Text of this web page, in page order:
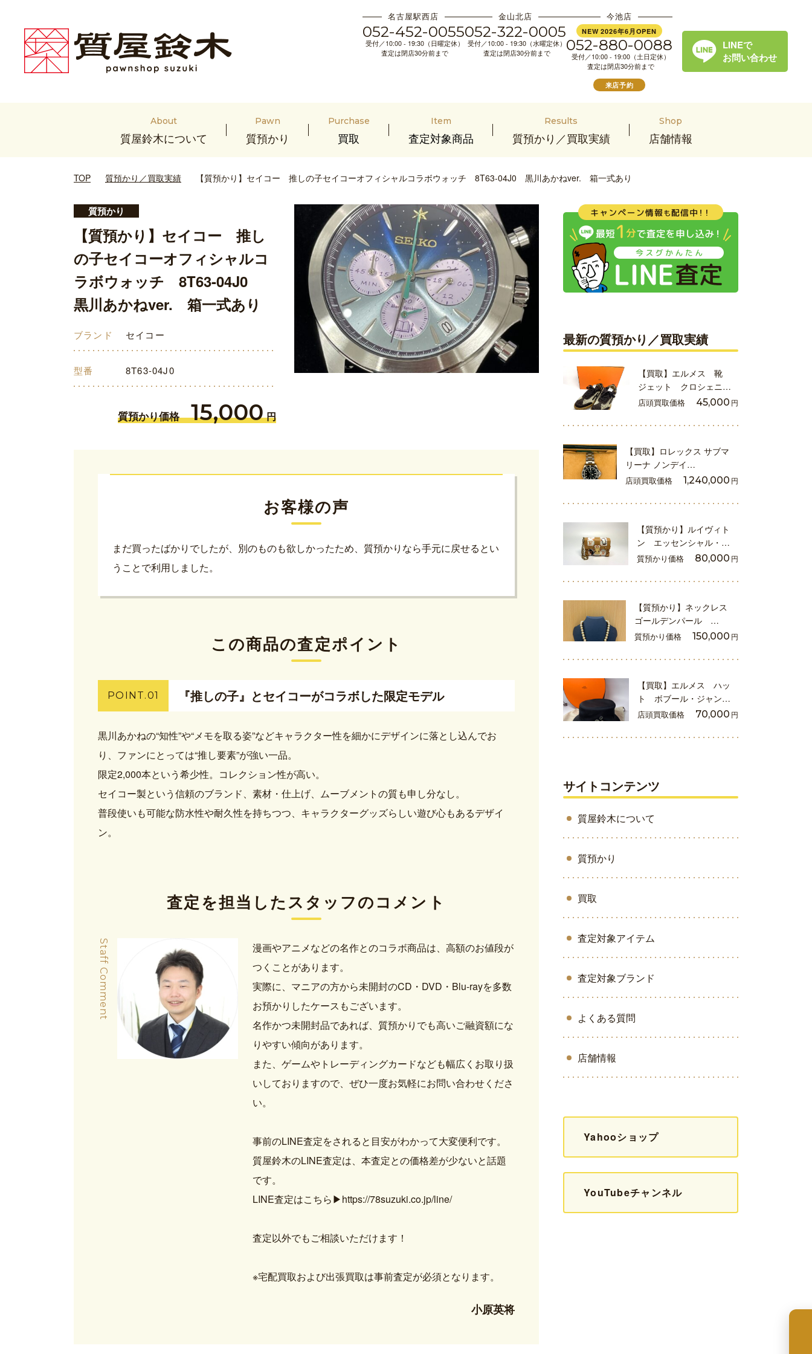
名古屋駅西店
052-452-0055
受付／10:00 - 19:30（日曜定休）
査定は閉店30分前まで
金山北店
052-322-0005
受付／10:00 - 19:30（水曜定休）
査定は閉店30分前まで
今池店
NEW 2026年6月OPEN
052-880-0088
受付／10:00 - 19:00（土日定休）
査定は閉店30分前まで
来店予約
LINEで
お問い合わせ
About
質屋鈴木について
Pawn
質預かり
Purchase
買取
Item
査定対象商品
Results
質預かり／買取実績
Shop
店舗情報
TOP 質預かり／買取実績 【質預かり】セイコー 推しの子セイコーオフィシャルコラボウォッチ 8T63-04J0 黒川あかねver. 箱一式あり
質預かり
【質預かり】セイコー 推し
の子セイコーオフィシャルコ
ラボウォッチ 8T63-04J0
黒川あかねver. 箱一式あり
ブランド セイコー
型番 8T63-04J0
質預かり価格 15,000 円
お客様の声
まだ買ったばかりでしたが、別のものも欲しかったため、質預かりなら手元に戻せるとい
うことで利用しました。
この商品の査定ポイント
POINT.01 『推しの子』とセイコーがコラボした限定モデル
黒川あかねの“知性”や“メモを取る姿”などキャラクター性を細かにデザインに落とし込んでお
り、ファンにとっては“推し要素”が強い一品。
限定2,000本という希少性。コレクション性が高い。
セイコー製という信頼のブランド、素材・仕上げ、ムーブメントの質も申し分なし。
普段使いも可能な防水性や耐久性を持ちつつ、キャラクターグッズらしい遊び心もあるデザイ
ン。
査定を担当したスタッフのコメント
Staff Comment
漫画やアニメなどの名作とのコラボ商品は、高額のお値段が
つくことがあります。
実際に、マニアの方から未開封のCD・DVD・Blu-rayを多数
お預かりしたケースもございます。
名作かつ未開封品であれば、質預かりでも高いご融資額にな
りやすい傾向があります。
また、ゲームやトレーディングカードなども幅広くお取り扱
いしておりますので、ぜひ一度お気軽にお問い合わせくださ
い。
事前のLINE査定をされると目安がわかって大変便利です。
質屋鈴木のLINE査定は、本査定との価格差が少ないと話題
です。
LINE査定はこちら▶https://78suzuki.co.jp/line/
査定以外でもご相談いただけます！
※宅配買取および出張買取は事前査定が必須となります。
小原英将
最新の質預かり／買取実績
【買取】エルメス 靴
ジェット クロシェニ…
店頭買取価格 45,000 円
【買取】ロレックス サブマ
リーナ ノンデイ…
店頭買取価格 1,240,000 円
【質預かり】ルイヴィト
ン エッセンシャル・…
質預かり価格 80,000 円
【質預かり】ネックレス
ゴールデンパール …
質預かり価格 150,000 円
【買取】エルメス ハッ
ト ボブール・ジャン…
店頭買取価格 70,000 円
サイトコンテンツ
質屋鈴木について
質預かり
買取
査定対象アイテム
査定対象ブランド
よくある質問
店舗情報
Yahooショップ
YouTubeチャンネル